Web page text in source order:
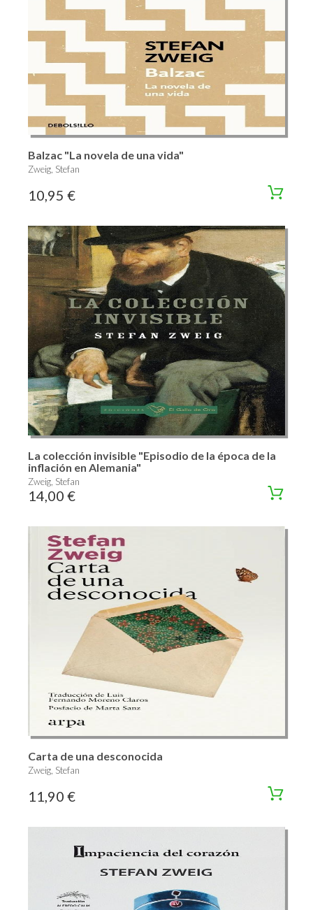
Balzac "La novela de una vida"
Zweig, Stefan
10,95 €
La colección invisible "Episodio de la época de la
inflación en Alemania"
Zweig, Stefan
14,00 €
Carta de una desconocida
Zweig, Stefan
11,90 €